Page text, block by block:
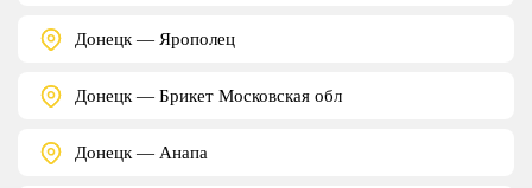
Донецк — Ярополец
Донецк — Брикет Московская обл
Донецк — Анапа